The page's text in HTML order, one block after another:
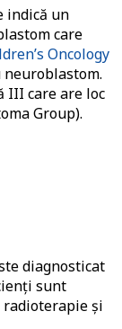
indică un
care
Oncology
III care are loc
Group).
diagnosticat
sunt
radioterapie şi